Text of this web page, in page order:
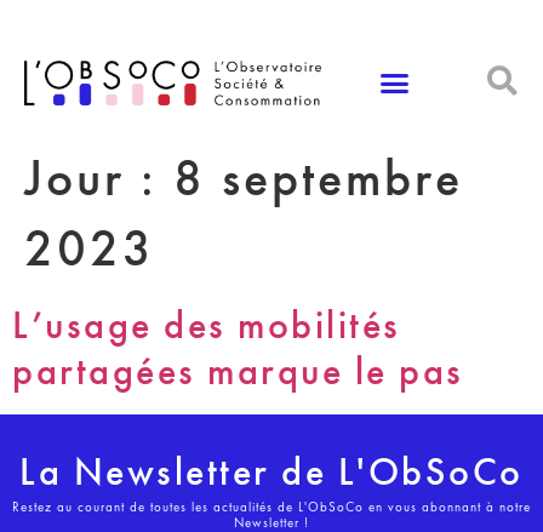
Jour : 8 septembre
2023
L’usage des mobilités
partagées marque le pas
La Newsletter de L'ObSoCo
Restez au courant de toutes les actualités de L'ObSoCo en vous abonnant à notre
Newsletter !